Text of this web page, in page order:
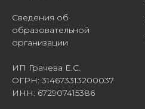
Сведения об
образовательной
организации
ИП Грачева Е.С.
ОГРН: 314673313200037
ИНН: 672907415386